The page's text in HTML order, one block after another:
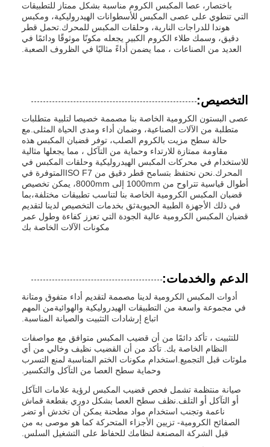
باختصار، عصا المكبس الكروم مناسبة بشكل ممتاز للتطبيقات
التي تنطوي على عصى المكبس للأسطوانات الهيدروليكية، ومكبس
هوندا للدراجات النارية، وحلقات المكبس للمحرك.تحمل قطر
دقيق، وسمك طلاء الكروم الكبير يجعله مكونًا موثوقًا ودائمًا في
العديد من الصناعات ، مما يضمن أداءً مثاليًا في الظروف الصعبة.
التخصيص:
عصى البستون الكرومية الخاصة بنا مصممة خصيصا لتلبية متطلبات
متطلبة من الآلات الصناعية، وضمان أداء ومدى الحياة المثلى.مع
حالة سطح مزيت بالكروم الصلب، توفر قضبان المكبس هذه
مقاومة ممتازة للارتداء وحماية من التآكل ، مما يجعلها مثالية
للاستخدام في محركات المكبس الهيدروليكية وحلقات المكبس في
المحرك.نحن نحتفظ بتسامح قطر دقيق من ISO F7المتوفرة في
أطوال قياسية تتراوح من 1000mm إلى 8000mm، يمكن تخصيص
قضبان المكبس الكرومية الخاصة بنا لتناسب تطبيقات مختلفة،بما
في ذلك الأجهزة الطبية الحيويةثق بخدمات التخصيص لدينا لتقديم
قضبان المكبس الكرومية عالية الجودة التي تعزز كفاءة وطول عمر
مكونات الآلات الخاصة بك
الدعم والخدمات:
أدوات المكبس الكرومية لدينا مصممة لتقديم أداء متفوق ومتانة
في مجموعة واسعة من التطبيقات الهيدروليكية والهوائيةمن المهم
اتباع إرشادات التثبيت والصيانة المناسبة.
للتثبيت ، تأكد دائمًا من أن قضيب المكبس متوافق مع مواصفات
النظام الخاصة بك. تأكد من أن القضيب نظيف وخالي من أي
ملوثات قبل التجميع.استخدام مكونات الختم المناسبة لمنع التسرب
وحماية سطح العصا من التآكل والتكسير.
صيانة منتظمة تشمل فحص قضيب المكبس لرؤية علامات التآكل
أو التآكل أو التلف.نظف سطح العصا بشكل دوري بقطعة قماش
ناعمة وتجنب استخدام مواد مطحنة يمكن أن تخدش أو تضر
الصفائح الكرومية- تزيين الأجزاء المتحركة كما هو موصى به من
قبل الشركة المصنعة لنظامك للحفاظ على التشغيل السلس.